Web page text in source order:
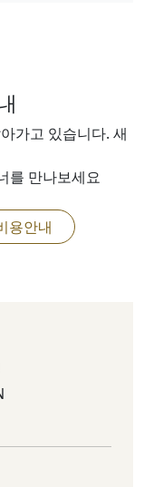
가고 있습니다. 새
를 만나보세요
용안내